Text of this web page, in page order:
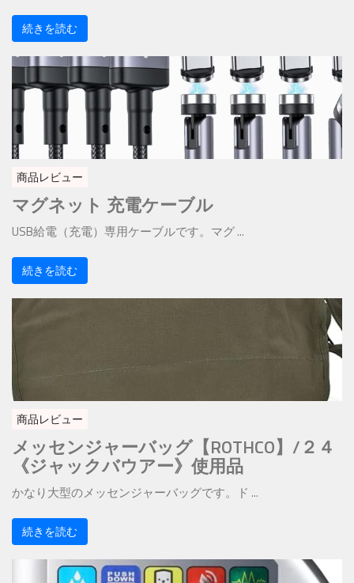
続きを読む
商品レビュー
マグネット 充電ケーブル
USB給電（充電）専用ケーブルです。マグ ...
続きを読む
商品レビュー
メッセンジャーバッグ【ROTHCO】/２４
《ジャックバウアー》使用品
かなり大型のメッセンジャーバッグです。ド ...
続きを読む